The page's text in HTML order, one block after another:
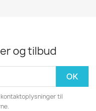
og tilbud
til